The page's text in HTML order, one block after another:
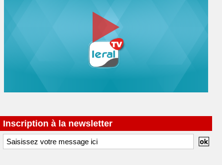
Inscription à la newsletter